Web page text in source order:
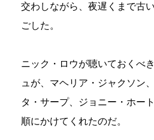
交わしながら、夜遅くまで古
ごした。
ニック・ロウが聴いておくべ
ュが、マヘリア・ジャクソン
タ・サープ、ジョニー・ホー
順にかけてくれたのだ。